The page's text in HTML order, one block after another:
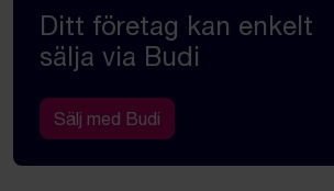
Ditt företag kan enkelt
sälja via Budi
Sälj med Budi